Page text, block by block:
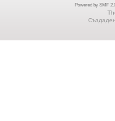
Powered by SMF